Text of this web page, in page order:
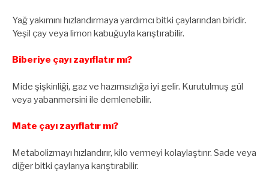
Yağ yakımını hızlandırmaya yardımcı bitki çaylarından biridir.
Yeşil çay veya limon kabuğuyla karıştırabilir.
Biberiye çayı zayıflatır mı?
Mide şişkinliği, gaz ve hazımsızlığa iyi gelir. Kurutulmuş gül
veya yabanmersini ile demlenebilir.
Mate çayı zayıflatır mı?
Metabolizmayı hızlandırır, kilo vermeyi kolaylaştırır. Sade veya
diğer bitki çaylarıya karıştırabilir.